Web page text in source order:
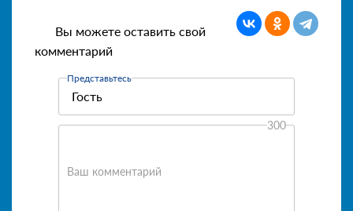
Вы можете оставить свой
комментарий
Представьтесь
Ваш комментарий
300